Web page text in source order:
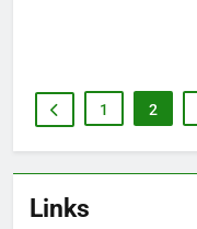
1 2
Links